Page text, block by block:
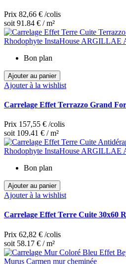
Prix 82,66 € /colis
soit 91.84 € / m²
Bon plan
Ajouter au panier
Ajouter à la wishlist
Carrelage Effet Terrazzo Grand
Prix 157,55 € /colis
soit 109.41 € / m²
Bon plan
Ajouter au panier
Ajouter à la wishlist
Carrelage Effet Terre Cuite 30x60
Prix 62,82 € /colis
soit 58.17 € / m²